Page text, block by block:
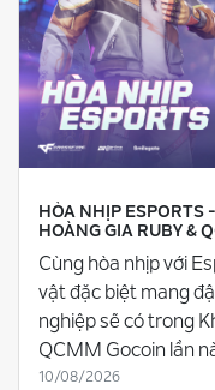
HÒA NHỊP ESPORTS
HOÀNG GIA RUBY &
Cùng hòa nhịp với
vật đặc biệt mang
nghiệp sẽ có trong
QCMM Gocoin lần
10/08/2026